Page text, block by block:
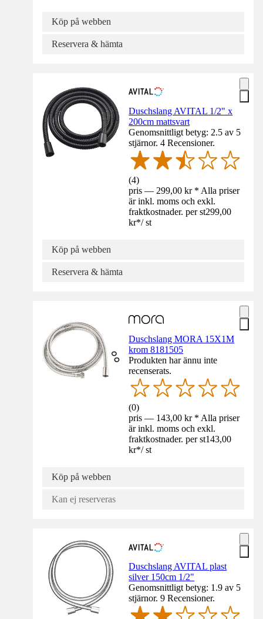
Köp på webben
Reservera & hämta
Duschslang AVITAL 1/2" x
200cm mattsvart
Genomsnittligt betyg: 2.5 av 5
stjärnor. 4 Recensioner.
(4)
pris — 299,00 kr * Alla priser
är inkl. moms och exkl.
fraktkostnader. per st299,00
kr*/ st
Köp på webben
Reservera & hämta
Duschslang MORA 15X1M
krom 8181505
Produkten har ännu inte
recenserats.
(0)
pris — 143,00 kr * Alla priser
är inkl. moms och exkl.
fraktkostnader. per st143,00
kr*/ st
Köp på webben
Kan ej reserveras
Duschslang AVITAL plast
silver 150cm 1/2"
Genomsnittligt betyg: 1.9 av 5
stjärnor. 9 Recensioner.